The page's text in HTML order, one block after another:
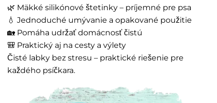
🌿 Mäkké silikónové štetinky – príjemné pre psa
💧 Jednoduché umývanie a opakované použitie
🏡 Pomáha udržať domácnosť čistú
🎒 Praktický aj na cesty a výlety
Čisté labky bez stresu – praktické riešenie pre
každého psíčkara.